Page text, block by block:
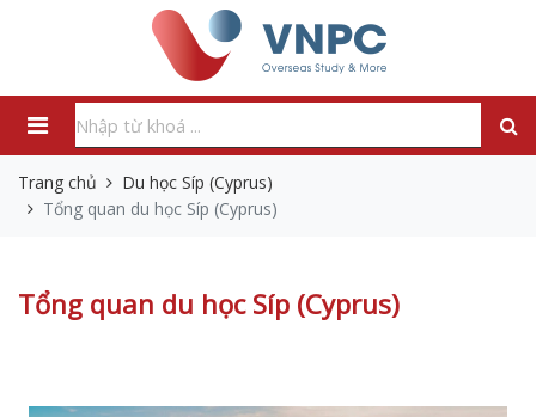
Trang chủ
Du học Síp (Cyprus)
Tổng quan du học Síp (Cyprus)
Tổng quan du học Síp (Cyprus)